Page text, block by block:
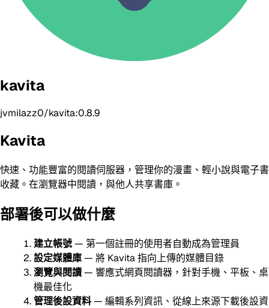
kavita
jvmilazz0/kavita:0.8.9
Kavita
快速、功能豐富的閱讀伺服器，管理你的漫畫、輕小說與電子書
收藏。在瀏覽器中閱讀，與他人共享書庫。
部署後可以做什麼
建立帳號— 第一個註冊的使用者自動成為管理員
設定媒體庫— 將 Kavita 指向上傳的媒體目錄
瀏覽與閱讀— 響應式網頁閱讀器，針對手機、平板、桌
機最佳化
管理後設資料— 編輯系列資訊、從線上來源下載後設資